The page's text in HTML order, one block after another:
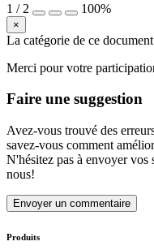
1 / 2 100%
×
La catégorie de ce
Merci pour votre
Faire une suggestion
Avez-vous trouvé des
savez-vous comment
N'hésitez pas à envoyer vos
nous!
Envoyer un commentaire
Produits